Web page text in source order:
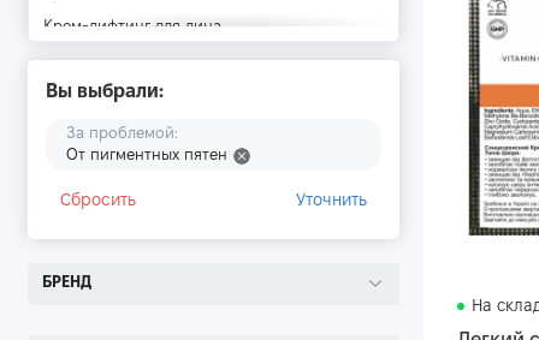
Крем-лифтинг для лица
Кремы для выравнивания тона лица
Увлажняющие кремы для лица
Вы выбрали:
За проблемой:
От пигментных пятен
Сбросить Уточнить
БРЕНД
На